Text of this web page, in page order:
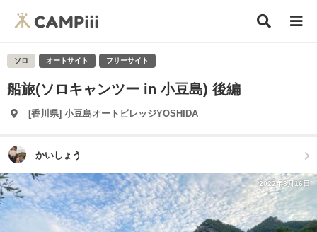
ソロ オートサイト フリーサイト
船旅(ソロキャンツー in 小豆島) 後編
[香川県] 小豆島オートビレッジYOSHIDA
かいしょう
2022年8月16日